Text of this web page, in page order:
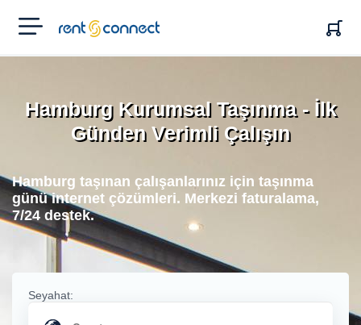
RENT'N
CONNECT
Hamburg Kurumsal Taşınma - İlk
Günden Verimli Çalışın
Hamburg taşınan çalışanlarınız için taşınma
günü internet çözümleri. Merkezi faturalama,
7/24 destek.
Seyahat: